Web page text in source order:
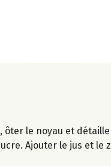
le noyau et
Ajouter le jus et le